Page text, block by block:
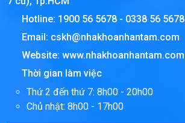
Hotline: 1900 56 5678 - 0338 56 5678
Email: cskh@nhakhoanhantam.com
Website: www.nhakhoanhantam.com
Thời gian làm việc
Thứ 2 đến thứ 7: 8h00 - 20h00
Chủ nhật: 8h00 - 17h00